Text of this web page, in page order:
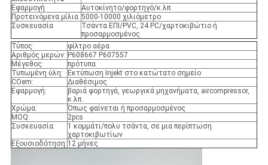
Εφαρμογή
Αυτοκίνητο/φορτηγό/κ.λπ.
Προτεινόμενα μίλια 5000-10000 χιλιόμετρο
Συσκευασία
Τσάντα ΕΠΙ/PVC, 24 PC/χαρτοκιβώτιο ή
προσαρμοσμένος
Τύπος:
φίλτρο αέρα
Αριθμός μερών: P608667 P607557
Μέγεθος:
πρότυπα
Τυπωμένη ύλη:
Εκτύπωση Injekt στο κατώτατο σημείο
COem:
Διαθέσιμος
Εφαρμογή:
βαριά φορτηγά, γεωργικά μηχανήματα, aircompressor,
κ.λπ.
Χρώμα:
Όπως φαίνεται ή προσαρμοσμένος
MOQ:
2pcs
Συσκευασία:
1 κομμάτι/πολυ τσάντα, σε μια περίπτωση
χαρτοκιβωτίων
Εξουσιοδότηση: 12 μήνες